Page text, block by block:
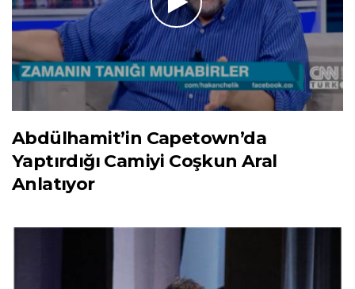
Abdülhamit’in Capetown’da
Yaptırdığı Camiyi Coşkun Aral
Anlatıyor